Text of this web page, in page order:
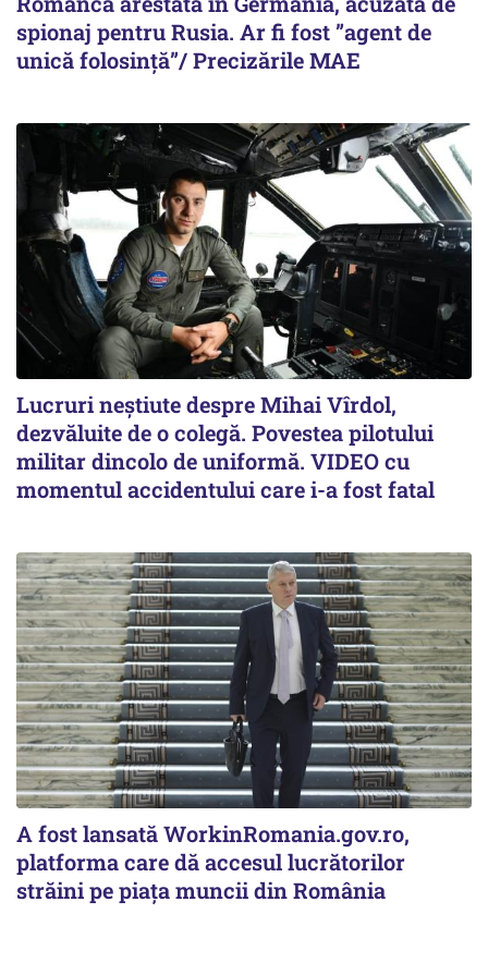
spionaj pentru Rusia. Ar fi fost ”agent de
unică folosință”/ Precizările MAE
Lucruri neștiute despre Mihai Vîrdol,
dezvăluite de o colegă. Povestea pilotului
militar dincolo de uniformă. VIDEO cu
momentul accidentului care i-a fost fatal
A fost lansată WorkinRomania.gov.ro,
platforma care dă accesul lucrătorilor
străini pe piața muncii din România